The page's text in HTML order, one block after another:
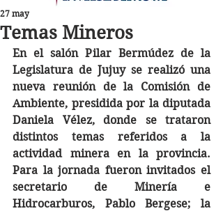
Temas Mineros
27 may
En el salón Pilar Bermúdez de la
Legislatura de Jujuy se realizó una
nueva reunión de la Comisión de
Ambiente, presidida por la diputada
Daniela Vélez, donde se trataron
distintos temas referidos a la
actividad minera en la provincia.
Para la jornada fueron invitados el
secretario de Minería e
Hidrocarburos, Pablo Bergese; la